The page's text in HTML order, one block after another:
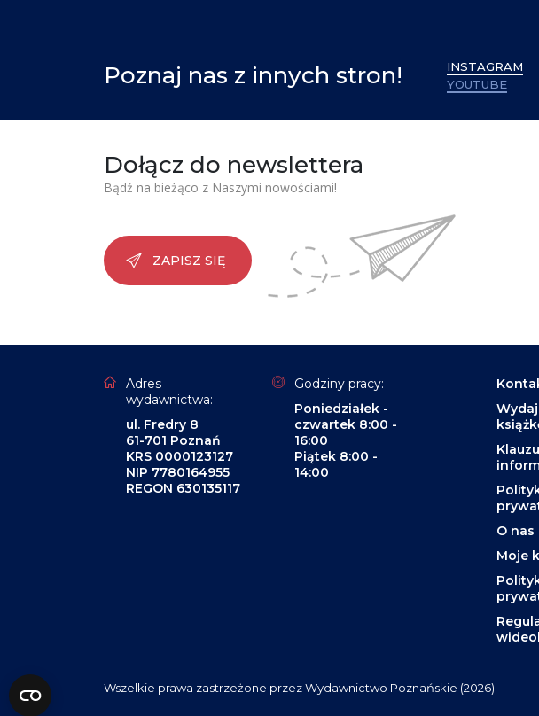
Poznaj nas z innych stron! INSTAGRAM
YOUTUBE
Dołącz do newslettera
Bądź na bieżąco z Naszymi nowościami!
ZAPISZ SIĘ
Adres
wydawnictwa:
ul. Fredry 8
61-701 Poznań
KRS 0000123127
NIP 7780164955
REGON 630135117
Godziny pracy:
Poniedziałek -
czwartek 8:00 -
16:00
Piątek 8:00 -
14:00
O nas
Moje
Wszelkie prawa zastrzeżone przez Wydawnictwo Poznańskie (2026).